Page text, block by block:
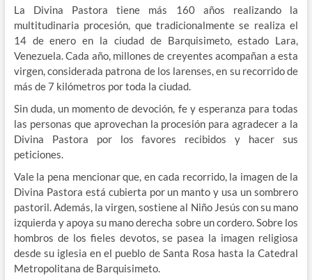
La Divina Pastora tiene más 160 años realizando la
multitudinaria procesión, que tradicionalmente se realiza el
14 de enero en la ciudad de Barquisimeto, estado Lara,
Venezuela. Cada año, millones de creyentes acompañan a esta
virgen, considerada patrona de los larenses, en su recorrido de
más de 7 kilómetros por toda la ciudad.
Sin duda, un momento de devoción, fe y esperanza para todas
las personas que aprovechan la procesión para agradecer a la
Divina Pastora por los favores recibidos y hacer sus
peticiones.
Vale la pena mencionar que, en cada recorrido, la imagen de la
Divina Pastora está cubierta por un manto y usa un sombrero
pastoril. Además, la virgen, sostiene al Niño Jesús con su mano
izquierda y apoya su mano derecha sobre un cordero. Sobre los
hombros de los fieles devotos, se pasea la imagen religiosa
desde su iglesia en el pueblo de Santa Rosa hasta la Catedral
Metropolitana de Barquisimeto.